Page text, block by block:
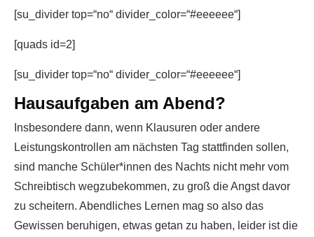
[su_divider top=“no“ divider_color=“#eeeeee“]
[quads id=2]
[su_divider top=“no“ divider_color=“#eeeeee“]
Hausaufgaben am Abend?
Insbesondere dann, wenn Klausuren oder andere
Leistungskontrollen am nächsten Tag stattfinden sollen,
sind manche Schüler*innen des Nachts nicht mehr vom
Schreibtisch wegzubekommen, zu groß die Angst davor
zu scheitern. Abendliches Lernen mag so also das
Gewissen beruhigen, etwas getan zu haben, leider ist die